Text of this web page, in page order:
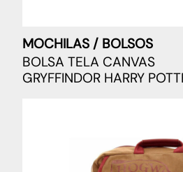
MOCHILAS / BOLSOS
BOLSA TELA CANVAS
GRYFFINDOR HARRY